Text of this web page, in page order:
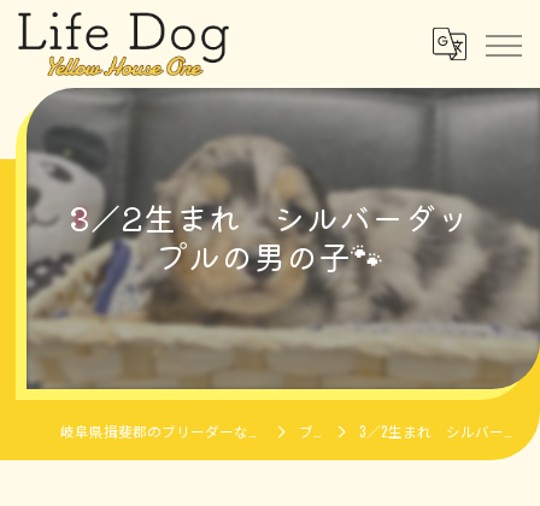
3／2生まれ シルバーダッ
プルの男の子🐾
ブログ 3／2生まれ シルバーダップルの男の子🐾